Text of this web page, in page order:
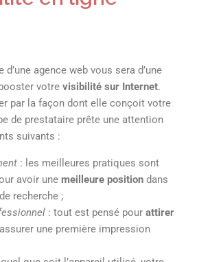
d’une agence web vous sera d’une
votre visibilité sur Internet.
par la façon dont elle conçoit votre
de prestataire prête une attention
suivants :
: les meilleures pratiques sont
avoir une meilleure position dans
recherche ;
: tout est pensé pour attirer
une première impression